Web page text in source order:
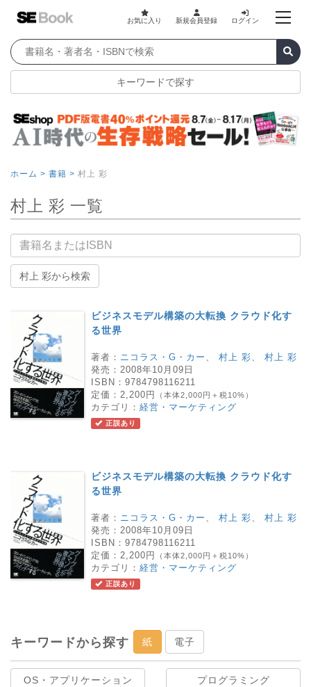
お気に入り 新規会員登録 ログイン
キーワードで探す
ホーム > 書籍 > 村上 彩
村上 彩 一覧
書籍名
村上 彩から検索
ビジネスモデル構築の大転換 クラウド化す
る世界
著者： ニコラス・G・カー 村上 彩
村上 彩
発売： 2008年10月09日
ISBN： 9784798116211
定価： 2,200円 （本体2,000円＋税10%）
カテゴリ： 経営・マーケティング
正誤あり
ビジネスモデル構築の大転換 クラウド化す
る世界
著者： ニコラス・G・カー 村上 彩
村上 彩
発売： 2008年10月09日
ISBN： 9784798116211
定価： 2,200円 （本体2,000円＋税10%）
カテゴリ： 経営・マーケティング
正誤あり
キーワードから探す 紙 電子
OS・アプリケーション プログラミング